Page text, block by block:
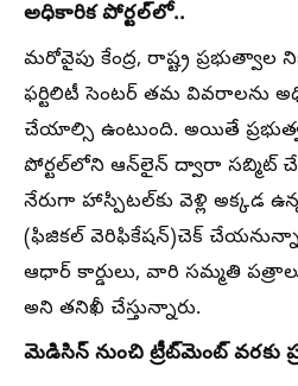
అధికారిక పోర్టల్‌లో..
మరోవైపు కేంద్ర, రాష్ట్ర ప్రభుత్వాల
ఫర్టిలిటీ సెంటర్ తమ వివరాలను
చేయాల్సి ఉంటుంది. అయితే
పోర్టల్‌లోని ఆన్‌లైన్ ద్వారా సబ్మిట్
నేరుగా హాస్పిటల్‌కు వెళ్లి అక్కడ
(ఫిజికల్ వెరిఫికేషన్)చెక్
ఆధార్ కార్డులు, వారి సమ్మతి
అని తనిఖీ చేస్తున్నారు.
మెడిసిన్ నుంచి ట్రీట్‌మెంట్ వరకు